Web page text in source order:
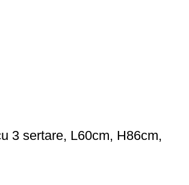
3 sertare, L60cm, H86cm,